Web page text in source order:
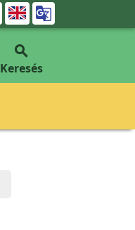


Keresés